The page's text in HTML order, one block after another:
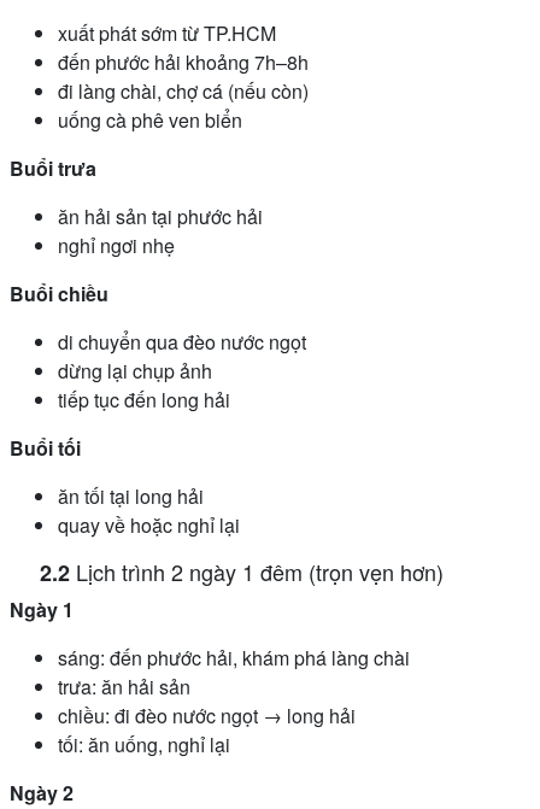
xuất phát sớm từ TP.HCM
đến phước hải khoảng 7h–8h
đi làng chài, chợ cá (nếu còn)
uống cà phê ven biển
Buổi trưa
ăn hải sản tại phước hải
nghỉ ngơi nhẹ
Buổi chiều
di chuyển qua đèo nước ngọt
dừng lại chụp ảnh
tiếp tục đến long hải
Buổi tối
ăn tối tại long hải
quay về hoặc nghỉ lại
Lịch trình 2 ngày 1 đêm (trọn vẹn hơn)
Ngày 1
sáng: đến phước hải, khám phá làng chài
trưa: ăn hải sản
chiều: đi đèo nước ngọt → long hải
tối: ăn uống, nghỉ lại
Ngày 2